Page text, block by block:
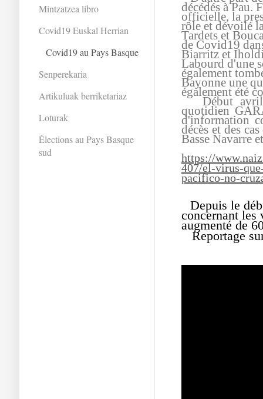
Mintzatzea libro
Covid19 Euskal Herrian
Covid19 au Pays Basque
Senperekaria
Artikuluak berriketariaz
Loturak
Élections au Pays Basque
sud
décédés à Pau.
officielle, la
rôle et dévoilé
Tardets et
de Covid19
Biarritz et
Labourd d'une
également
Bayonne une
également été
Début
quotidien
d'information
décès et des
Basse Navarre
https://
407/el-virus-
pacifico-no-
Depuis le
concernant les
augmenté de
Reportage